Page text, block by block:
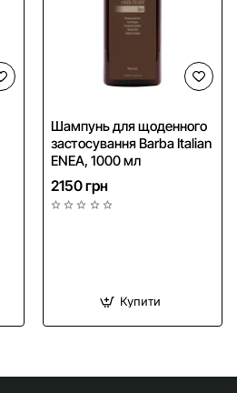
Безкоштовна доставка
Шампунь для щоденного
застосування Barba Italian
ENEA, 1000 мл
2150 грн
Купити